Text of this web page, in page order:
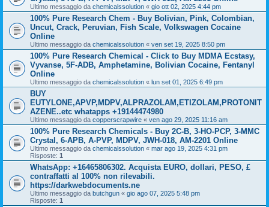
Ultimo messaggio da chemicalssolution « gio ott 02, 2025 4:44 pm
100% Pure Research Chem - Buy Bolivian, Pink, Colombian,
Uncut, Crack, Peruvian, Fish Scale, Volkswagen Cocaine
Online
Ultimo messaggio da chemicalssolution « ven set 19, 2025 8:50 pm
100% Pure Research Chemical - Click to Buy MDMA Ecstasy,
Vyvanse, 5F-ADB, Amphetamine, Bolivian Cocaine, Fentanyl
Online
Ultimo messaggio da chemicalssolution « lun set 01, 2025 6:49 pm
BUY
EUTYLONE,APVP,MDPV,ALPRAZOLAM,ETIZOLAM,PROTONIT
AZENE..etc whatapps +19144474980
Ultimo messaggio da copperscrapwire « ven ago 29, 2025 11:16 am
100% Pure Research Chemicals - Buy 2C-B, 3-HO-PCP, 3-MMC
Crystal, 6-APB, A-PVP, MDPV, JWH-018, AM-2201 Online
Ultimo messaggio da chemicalssolution « mar ago 19, 2025 4:31 pm
Risposte: 1
WhatsApp: +16465806302. Acquista EURO, dollari, PESO, £
contraffatti al 100% non rilevabili.
https://darkwebdocuments.ne
Ultimo messaggio da butchgun « gio ago 07, 2025 5:48 pm
Risposte: 1